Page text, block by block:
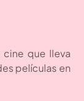
cine que lleva
películas en